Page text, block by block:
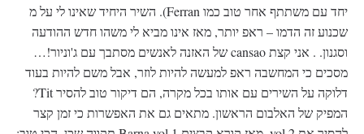
יחד עם משתתף אחר טוב כמו Ferran). השיר היחיד שאינו לי על מ
שכנוע זה הדמו – ראפ יותר, מאז אינו מביא לי משהו חדש ההודעה
וסגנון. . אני קצת cansao של האזנה לאנשים מסתבך עם ג'וניור!…
מסכים כי המחשבה ראפ למעשה להיות לוזר, אבל משם להיות בעוד
דלוקה על השירים עם אותו בכל מקרה, הם דיקור טוב להסיר Tit?
המפיק של האלבום הראשון. מתאים גם את האפשרות כי זמן קצר